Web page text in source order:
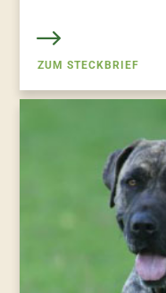
ZUM STECKBRIEF